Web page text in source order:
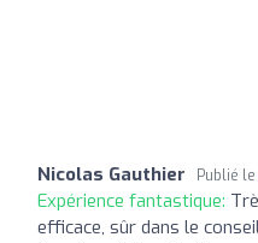
Nicolas Gauthier Publié le
Expérience fantastique:
efficace, sûr dans le